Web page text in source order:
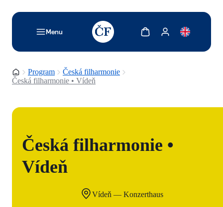
Menu
TODO: Add description for reader
Zobrazit košíkZobrazit můj účet
Domovská stránka
Program
Česká filharmonie
Česká filharmonie • Vídeň
Česká filharmonie •
Vídeň
Vídeň — Konzerthaus